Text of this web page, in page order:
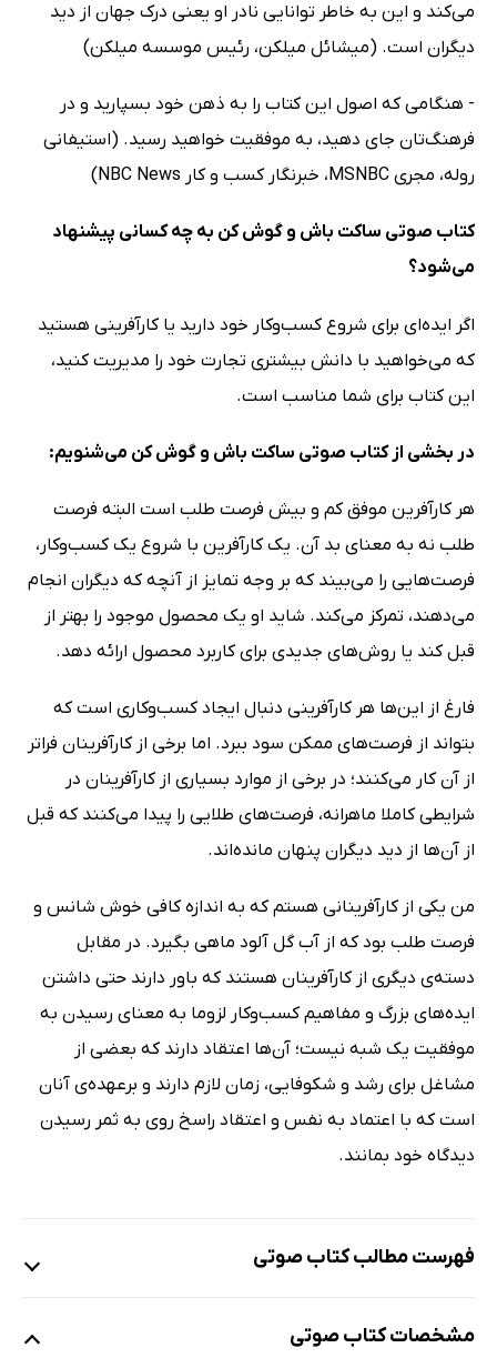
مى‌کند و این به خاطر توانایى نادر او یعنى درک جهان از دید
دیگران است. (میشائل میلکن، رئیس موسسه میلکن)
- هنگامى که اصول این کتاب را به ذهن خود بسپارید و در
فرهنگ‌تان جاى دهید، به موفقیت خواهید رسید. (استیفانى
روله، مجرى MSNBC، خبرنگار کسب و کار NBC News)
کتاب صوتی ساکت باش و گوش کن به چه کسانی پیشنهاد
می‌شود؟
اگر ایده‌ای برای شروع کسب‌وکار خود دارید یا کارآفرینی هستید
که می‌خواهید با دانش بیشتری تجارت خود را مدیریت کنید،
این کتاب برای شما مناسب است.
در بخشی از کتاب صوتی ساکت باش و گوش کن می‌شنویم:
هر کارآفرین موفق کم و بیش فرصت طلب است البته فرصت
طلب نه به معنای بد آن. یک کارآفرین با شروع یک کسب‌وکار،
فرصت‌هایی را می‌بیند که بر وجه تمایز از آنچه که دیگران انجام
می‌دهند، تمرکز می‌کند. شاید او یک محصول موجود را بهتر از
قبل کند یا روش‌های جدیدی برای کاربرد محصول ارائه دهد.
فارغ از این‌ها هر کارآفرینی دنبال ایجاد کسب‌وکاری است که
بتواند از فرصت‌های ممکن سود ببرد. اما برخی از کارآفرینان فراتر
از آن کار می‌کنند؛ در برخی از موارد بسیاری از کارآفرینان در
شرایطی کاملا ماهرانه، فرصت‌های طلایی را پیدا می‌کنند که قبل
از آن‌ها از دید دیگران پنهان مانده‌اند.
من یکی از کارآفرینانی هستم که به اندازه کافی خوش شانس و
فرصت طلب بود که از آب گل آلود ماهی بگیرد. در مقابل
دسته‌ی دیگری از کارآفرینان هستند که باور دارند حتی داشتن
ایده‌های بزرگ و مفاهیم کسب‌وکار لزوما به معنای رسیدن به
موفقیت یک شبه نیست؛ آن‌ها اعتقاد دارند که بعضی از
مشاغل برای رشد و شکوفایی، زمان لازم دارند و برعهده‌ی آنان
است که با اعتماد به نفس و اعتقاد راسخ روی به ثمر رسیدن
دیدگاه خود بمانند.
فهرست مطالب کتاب صوتی
نمونه
مشخصات کتاب صوتی